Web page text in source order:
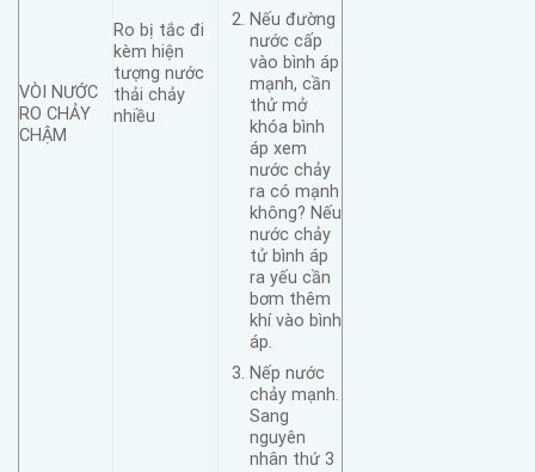
VÒI NƯỚC
RO CHẢY
CHẬM
Ro bị tắc đi
kèm hiện
tượng nước
thải chảy
nhiều
Nếu đường
nước cấp
vào bình áp
mạnh, cần
thử mở
khóa bình
áp xem
nước chảy
ra có mạnh
không? Nếu
nước chảy
tử bình áp
ra yếu cần
bơm thêm
khí vào bình
áp.
Nếp nước
chảy mạnh.
Sang
nguyên
nhân thứ 3